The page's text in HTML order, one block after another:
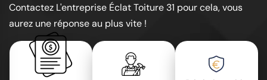
Contactez L'entreprise Éclat Toiture 31 pour cela, vous
aurez une réponse au plus vite !